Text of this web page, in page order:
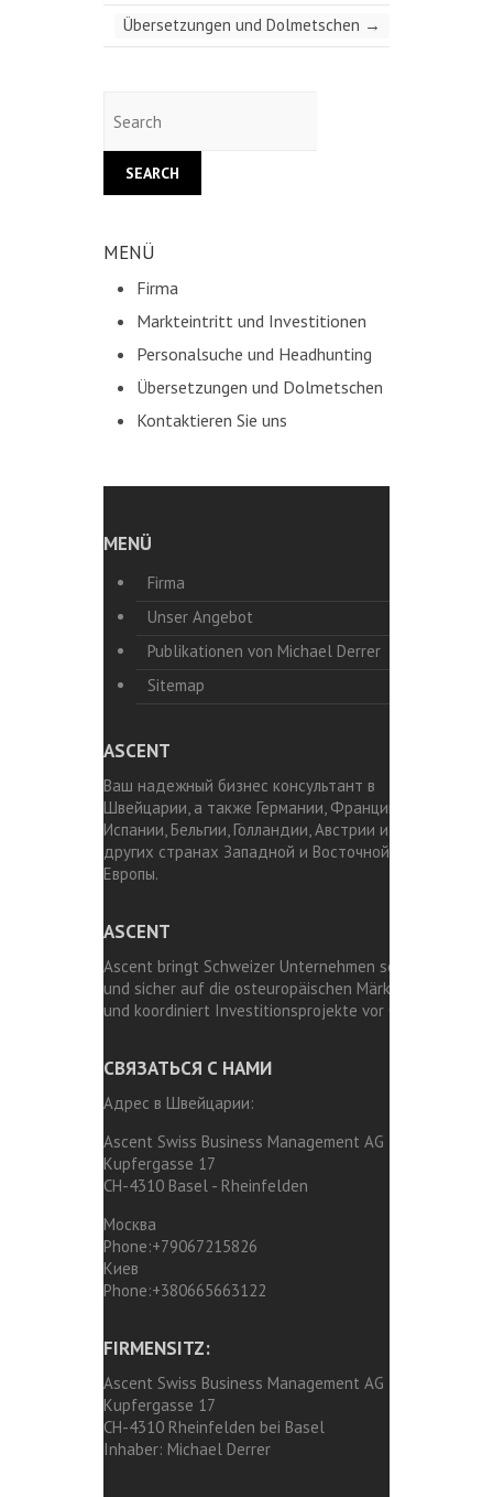
Übersetzungen und Dolmetschen →
MENÜ
Firma
Markteintritt und Investitionen
Personalsuche und Headhunting
Übersetzungen und Dolmetschen
Kontaktieren Sie uns
MENÜ
Firma
Unser Angebot
Publikationen von Michael Derrer
Sitemap
ASCENT
Ваш надежный бизнес консультант в
Швейцарии, а также Германии, Франции,
Испании, Бельгии, Голландии, Австрии и
других странах Западной и Восточной
Европы.
ASCENT
Ascent bringt Schweizer Unternehmen schnell
und sicher auf die osteuropäischen Märkte
und koordiniert Investitionsprojekte vor Ort.
СВЯЗАТЬСЯ С НАМИ
Адрес в Швейцарии:
Ascent Swiss Business Management AG
Kupfergasse 17
CH-4310 Basel - Rheinfelden
Москва
Phone:+79067215826
Киев
Phone:+380665663122
FIRMENSITZ:
Ascent Swiss Business Management AG
Kupfergasse 17
CH-4310 Rheinfelden bei Basel
Inhaber: Michael Derrer